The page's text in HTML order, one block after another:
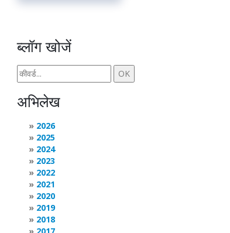
ब्लॉग खोजें
अभिलेख
2026
2025
2024
2023
2022
2021
2020
2019
2018